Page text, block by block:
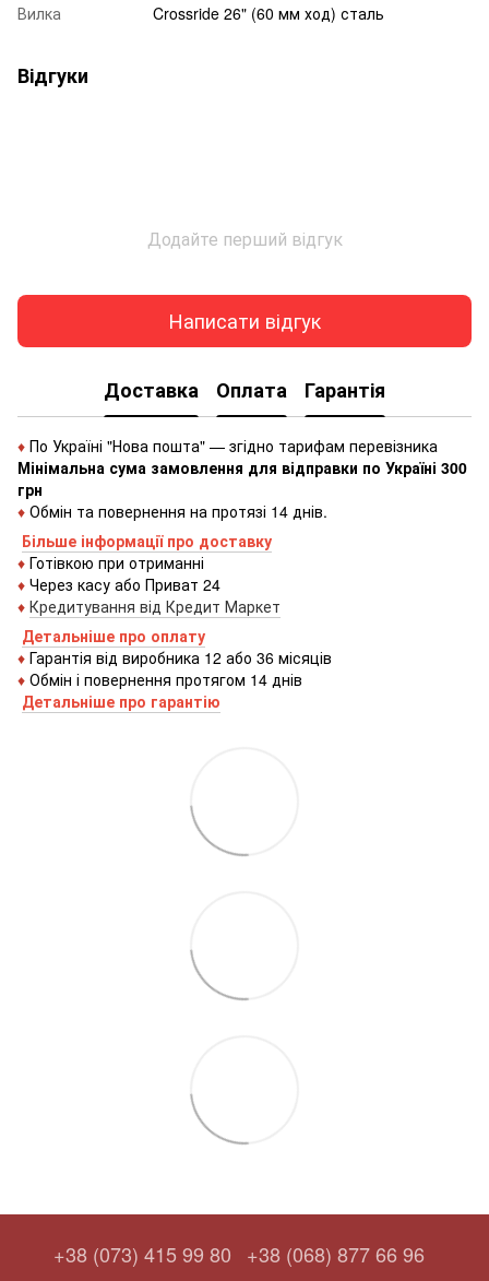
Вилка
Crossride 26" (60 мм ход) сталь
Відгуки
Додайте перший відгук
Написати відгук
Доставка Оплата Гарантія
♦ По Україні "Нова пошта" — згідно тарифам перевізника
Мінімальна сума замовлення для відправки по Україні 300
грн
♦ Обмін та повернення на протязі 14 днів.
Більше інформації про доставку
♦ Готівкою при отриманні
♦ Через касу або Приват 24
♦ Кредитування від Кредит Маркет
Детальніше про оплату
♦ Гарантія від виробника 12 або 36 місяців
♦ Обмін і повернення протягом 14 днів
Детальніше про гарантію
+38 (073) 415 99 80 +38 (068) 877 66 96